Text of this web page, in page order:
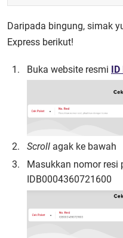
Daripada bingung, simak
Express berikut!
Buka website resmi ID
Scroll agak ke bawah
Masukkan nomor resi
IDB0004360721600